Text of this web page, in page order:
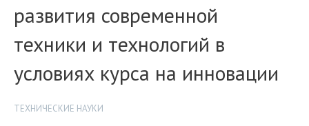
развития современной
техники и технологий в
условиях курса на инновации
ТЕХНИЧЕСКИЕ НАУКИ